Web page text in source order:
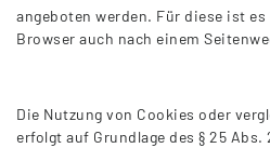
angeboten werden. Für diese ist
Browser auch nach einem
Die Nutzung von Cookies oder
erfolgt auf Grundlage des § 25 Abs.